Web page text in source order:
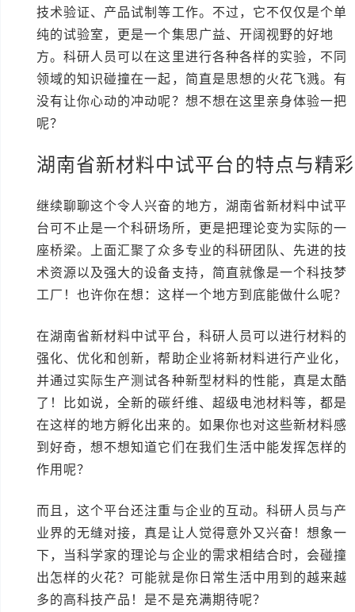
技术验证、产品试制等工作。不过，它不仅仅是个单
纯的试验室，更是一个集思广益、开阔视野的好地
方。科研人员可以在这里进行各种各样的实验，不同
领域的知识碰撞在一起，简直是思想的火花飞溅。有
没有让你心动的冲动呢？想不想在这里亲身体验一把
呢？
湖南省新材料中试平台的特点与精彩
继续聊聊这个令人兴奋的地方，湖南省新材料中试平
台可不止是一个科研场所，更是把理论变为实际的一
座桥梁。上面汇聚了众多专业的科研团队、先进的技
术资源以及强大的设备支持，简直就像是一个科技梦
工厂！也许你在想：这样一个地方到底能做什么呢？
在湖南省新材料中试平台，科研人员可以进行材料的
强化、优化和创新，帮助企业将新材料进行产业化，
并通过实际生产测试各种新型材料的性能，真是太酷
了！比如说，全新的碳纤维、超级电池材料等，都是
在这样的地方孵化出来的。如果你也对这些新材料感
到好奇，想不想知道它们在我们生活中能发挥怎样的
作用呢？
而且，这个平台还注重与企业的互动。科研人员与产
业界的无缝对接，真是让人觉得意外又兴奋！想象一
下，当科学家的理论与企业的需求相结合时，会碰撞
出怎样的火花？可能就是你日常生活中用到的越来越
多的高科技产品！是不是充满期待呢？